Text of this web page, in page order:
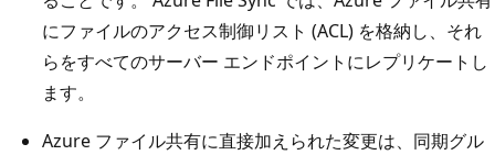
にファイルのアクセス制御リスト (ACL) を格納し、それ
らをすべてのサーバー エンドポイントにレプリケートし
ます。
Azure ファイル共有に直接加えられた変更は、同期グル